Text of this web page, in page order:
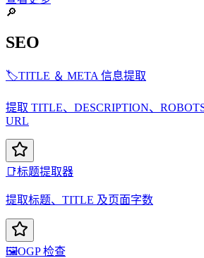
🔎
SEO
🏷️TITLE ＆ META 信息提取
提取 TITLE、DESCRIPTION、
URL
📑标题提取器
提取标题、TITLE 及页面字数
🖼️OGP 检查